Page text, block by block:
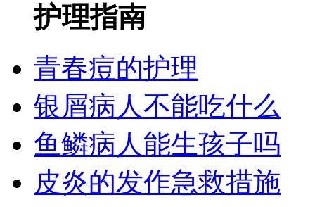
护理指南
青春痘的护理
银屑病人不能吃什么
鱼鳞病人能生孩子吗
皮炎的发作急救措施